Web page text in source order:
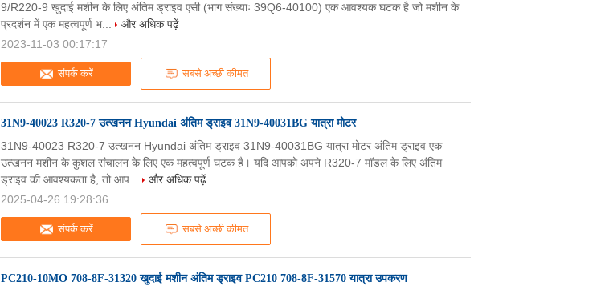
संपर्क करें सबसे अच्छी कीमत
9/R220-9 खुदाई मशीन के लिए अंतिम ड्राइव एसी (भाग संख्याः 39Q6-40100) एक आवश्यक घटक है जो मशीन के
प्रदर्शन में एक महत्वपूर्ण भ...
और अधिक पढ़ें
2023-11-03 00:17:17
31N9-40023 R320-7 उत्खनन Hyundai अंतिम ड्राइव 31N9-40031BG यात्रा मोटर
संपर्क करें सबसे अच्छी कीमत
31N9-40023 R320-7 उत्खनन Hyundai अंतिम ड्राइव 31N9-40031BG यात्रा मोटर अंतिम ड्राइव एक
उत्खनन मशीन के कुशल संचालन के लिए एक महत्वपूर्ण घटक है। यदि आपको अपने R320-7 मॉडल के लिए अंतिम
ड्राइव की आवश्यकता है, तो आप...
और अधिक पढ़ें
2025-04-26 19:28:36
PC210-10MO 708-8F-31320 खुदाई मशीन अंतिम ड्राइव PC210 708-8F-31570 यात्रा उपकरण